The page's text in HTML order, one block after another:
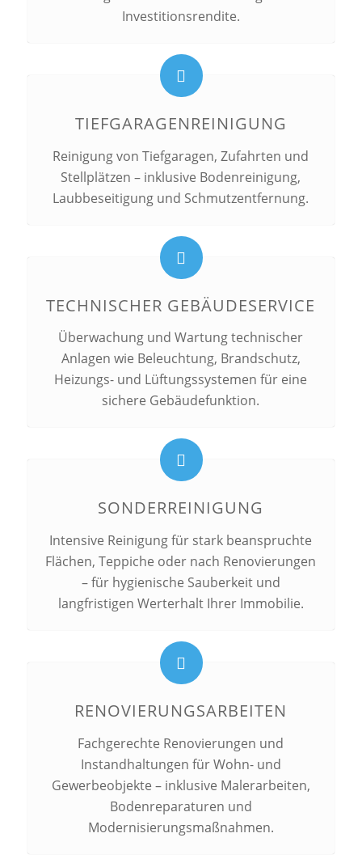
Investitionsrendite.
TIEFGARAGENREINIGUNG
Reinigung von Tiefgaragen, Zufahrten und
Stellplätzen – inklusive Bodenreinigung,
Laubbeseitigung und Schmutzentfernung.
TECHNISCHER GEBÄUDESERVICE
Überwachung und Wartung technischer
Anlagen wie Beleuchtung, Brandschutz,
Heizungs- und Lüftungssystemen für eine
sichere Gebäudefunktion.
SONDERREINIGUNG
Intensive Reinigung für stark beanspruchte
Flächen, Teppiche oder nach Renovierungen
– für hygienische Sauberkeit und
langfristigen Werterhalt Ihrer Immobilie.
RENOVIERUNGSARBEITEN
Fachgerechte Renovierungen und
Instandhaltungen für Wohn- und
Gewerbeobjekte – inklusive Malerarbeiten,
Bodenreparaturen und
Modernisierungsmaßnahmen.